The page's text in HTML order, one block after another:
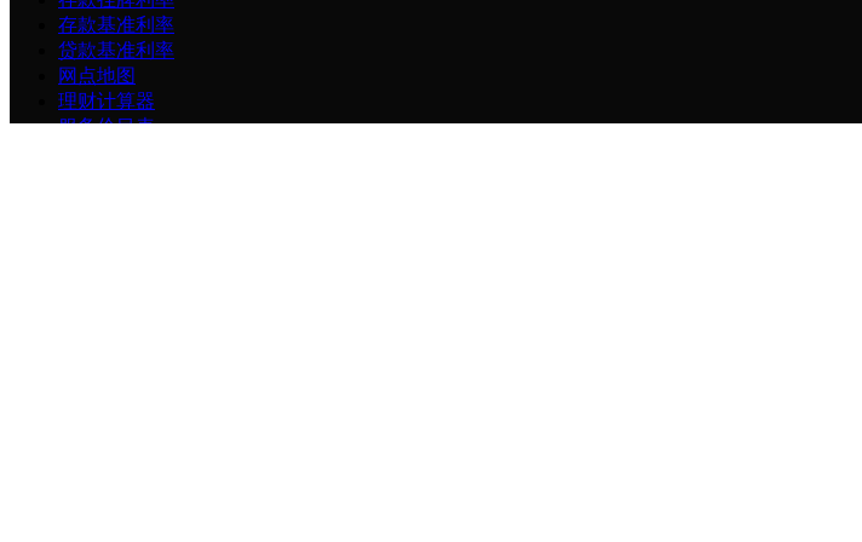
存款基准利率
贷款基准利率
网点地图
理财计算器
服务价目表